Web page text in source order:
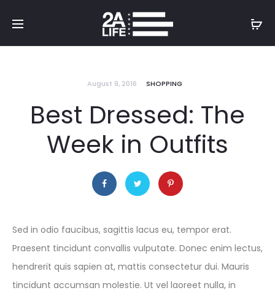
August 9, 2016 SHOPPING
Best Dressed: The
Week in Outfits
Sed in odio faucibus, sagittis lacus eu, tempor erat.
Praesent tincidunt convallis vulputate. Donec enim lectus,
hendrerit quis sapien at, mattis consectetur dui. Mauris
tincidunt accumsan molestie. Ut vel laoreet nulla, in